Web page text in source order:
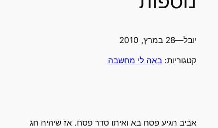
יובל—28 במרץ, 2010
קטגוריות: באה לי מחשבה
אביב הגיע פסח בא ואיתו סדר פסח. אז שיהיה חג